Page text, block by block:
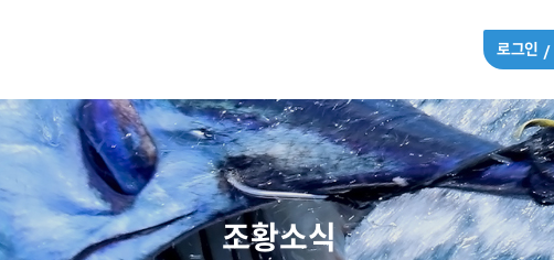
로그인
조황소식